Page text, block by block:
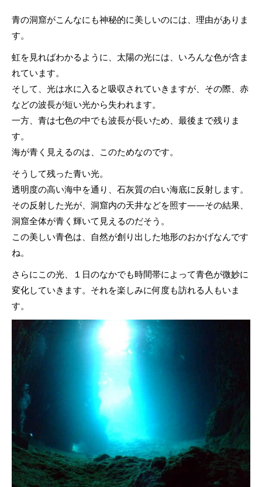
青の洞窟がこんなにも神秘的に美しいのには、理由がありま
す。
虹を見ればわかるように、太陽の光には、いろんな色が含ま
れています。
そして、光は水に入ると吸収されていきますが、その際、赤
などの波長が短い光から失われます。
一方、青は七色の中でも波長が長いため、最後まで残りま
す。
海が青く見えるのは、このためなのです。
そうして残った青い光。
透明度の高い海中を通り、石灰質の白い海底に反射します。
その反射した光が、洞窟内の天井などを照す――その結果、
洞窟全体が青く輝いて見えるのだそう。
この美しい青色は、自然が創り出した地形のおかげなんです
ね。
さらにこの光、１日のなかでも時間帯によって青色が微妙に
変化していきます。それを楽しみに何度も訪れる人もいま
す。